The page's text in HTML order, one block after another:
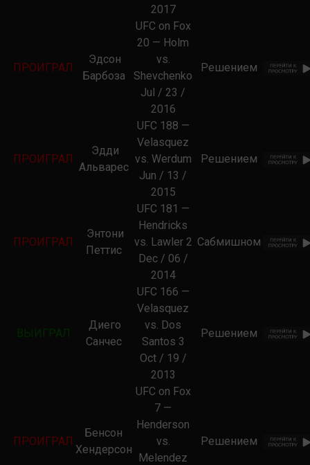
2017
ПРОИГРАЛ
Эдсон
Барбоза
UFC on Fox
20 — Holm
vs.
Shevchenko
Jul / 23 /
2016
Решением
ПРОИГРАЛ
Эдди
Альварес
UFC 188 —
Velasquez
vs. Werdum
Jun / 13 /
2015
Решением
ПРОИГРАЛ
Энтони
Петтис
UFC 181 —
Hendricks
vs. Lawler 2
Dec / 06 /
2014
Сабмишном
ВЫИГРАЛ
Диего
Санчес
UFC 166 —
Velasquez
vs. Dos
Santos 3
Oct / 19 /
2013
Решением
ПРОИГРАЛ
Бенсон
Хендерсон
UFC on Fox
7 —
Henderson
vs.
Melendez
Решением